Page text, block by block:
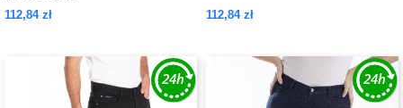
112,84 zł
112,84 zł